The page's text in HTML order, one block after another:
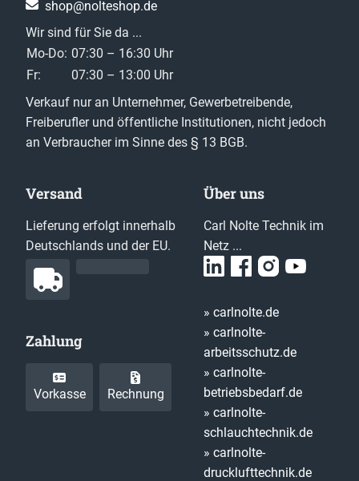
shop@nolteshop.de
Wir sind für Sie da ...
Mo-Do: 07:30 – 16:30 Uhr
Fr:
07:30 – 13:00 Uhr
Verkauf nur an Unternehmer, Gewerbetreibende,
Freiberufler und öffentliche Institutionen, nicht jedoch
an Verbraucher im Sinne des § 13 BGB.
Versand
Lieferung erfolgt innerhalb
Deutschlands und der EU.
Zahlung
Vorkasse Rechnung
Über uns
Carl Nolte Technik im
Netz ...
» carlnolte.de
» carlnolte-
arbeitsschutz.de
» carlnolte-
betriebsbedarf.de
» carlnolte-
schlauchtechnik.de
» carlnolte-
drucklufttechnik.de